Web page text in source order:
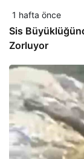
1 hafta önce
Sis
Zorluyor